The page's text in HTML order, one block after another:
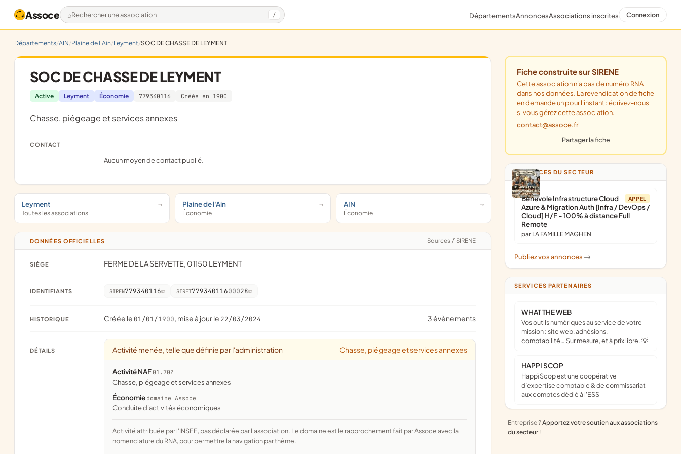
Assoce Rechercher une association / DépartementsAnnoncesAssociations inscrites Connexion
Départements AIN Plaine de l'Ain Leyment SOC DE CHASSE DE LEYMENT
SOC DE CHASSE DE LEYMENT
Active Leyment Économie 779340116 Créée en 1900
Chasse, piégeage et services annexes
CONTACT
Aucun moyen de contact publié.
Leyment
Toutes les associations
Plaine de l'Ain
Économie
AIN
Économie
DONNÉES OFFICIELLES Sources / SIRENE
SIÈGE FERME DE LA SERVETTE, 01150 LEYMENT
IDENTIFIANTS SIREN779340116 SIRET77934011600028
HISTORIQUE Créée le 01/01/1900, mise à jour le 22/03/2024 3 évènements
DÉTAILS Activité menée, telle que définie par l'administration Chasse, piégeage et services annexes
Activité NAF 01.70Z
Chasse, piégeage et services annexes
Économie domaine Assoce
conduite d'activités économiques
Activité attribuée par l'INSEE, pas déclarée par l'association. Le domaine est le rapprochement fait par Assoce avec la
nomenclature du RNA, pour permettre la navigation par thème.
Fiche construite sur SIRENE
Cette association n'a pas de numéro RNA
dans nos données. La revendication de fiche
en demande un pour l'instant : écrivez-nous
si vous gérez cette association.
contact@assoce.fr
Partager la fiche
ANNONCES DU SECTEUR
APPEL
Bénévole Infrastructure Cloud
Azure & Migration Auth [Infra / DevOps /
Cloud] H/F - 100% à distance Full
Remote
par LA FAMILLE MAGHEN
Publiez vos annonces ->
SERVICES PARTENAIRES
WHAT THE WEB
Vos outils numériques au service de votre
mission : site web, adhésions,
comptabilité… Sur mesure, et à prix libre. 💡
HAPPI SCOP
Happï Scop est une coopérative
d’expertise comptable & de commissariat
aux comptes dédié à l'ESS
Entreprise ?Apportez votre soutien aux associations
du secteur !